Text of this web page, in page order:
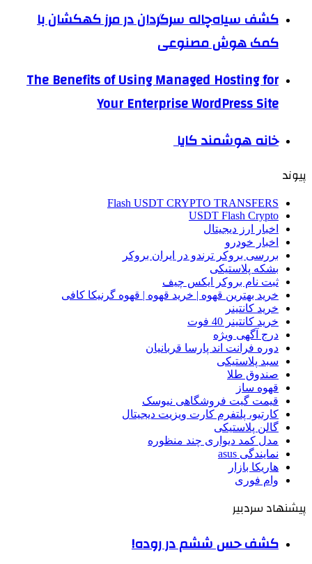
کشف سیاه‌چاله سرگردان در مرز کهکشان با
کمک هوش مصنوعی
The Benefits of Using Managed Hosting for
Your Enterprise WordPress Site
خانه هوشمند کایا
پیوند
Flash USDT CRYPTO TRANSFERS
USDT Flash Crypto
اخبار ارز دیجیتال
اخبار خودرو
بررسی بروکر ترندو در ایران بروکر
بشکه پلاستیکی
ثبت نام بروکر ایکس چیف
خرید بهترین قهوه | خرید قهوه | قهوه گرنیکا کافی
خرید کانتینر
خرید کانتینر 40 فوت
درج آگهی ویژه
دوره فرانت اند پارسا قربانیان
سبد پلاستیکی
صندوق طلا
قهوه ساز
قیمت گیت فروشگاهی نیوسک
کارتیو، پلتفرم کارت ویزیت دیجیتال
گالن پلاستیکی
مدل کمد دیواری چند منظوره
نمایندگی asus
هاریکا بازار
وام فوری
پیشنهاد سردبیر
کشف حس ششم در روده!